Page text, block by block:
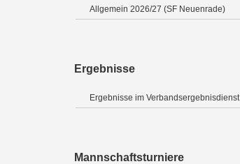
Allgemein 2026/27 (SF Neuenrade)
Ergebnisse
Ergebnisse im Verbandsergebnisdienst
Mannschaftsturniere